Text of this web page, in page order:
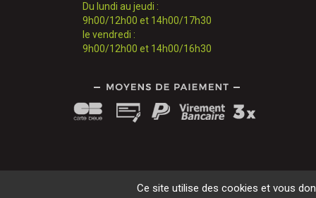
Du lundi au jeudi :
9h00/12h00 et 14h00/17h30
le vendredi :
9h00/12h00 et 14h00/16h30
Ce site utilise des cookies et vous